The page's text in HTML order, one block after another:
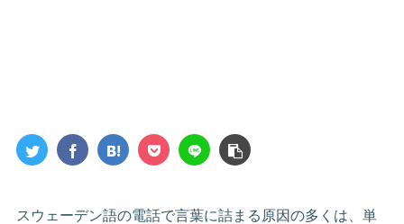
スウェーデン語の電話で言葉に詰まる原因の多くは、単